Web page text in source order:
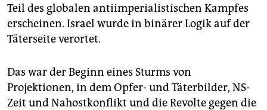
Teil des globalen antiimperialistischen Kampfes
erscheinen. Israel wurde in binärer Logik auf der
Täterseite verortet.
Das war der Beginn eines Sturms von
Projektionen, in dem Opfer- und Täterbilder, NS-
Zeit und Nahostkonflikt und die Revolte gegen die